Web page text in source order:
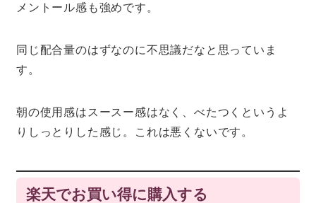
メントール感も強めです。
同じ配合量のはずなのに不思議だなと思っていま
す。
朝の使用感はスースー感はなく、べたつくというよ
りしっとりした感じ。これは悪くないです。
楽天でお買い得に購入する